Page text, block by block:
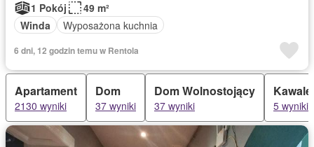
1 Pokój
49 m²
Winda
Wyposażona kuchnia
6 dni, 12 godzin temu w Rentola
Apartament
2130 wyniki
Dom
37 wyniki
Dom Wolnostojący
37 wyniki 5 wyniki